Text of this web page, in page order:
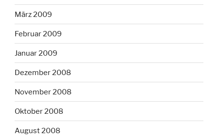
März 2009
Februar 2009
Januar 2009
Dezember 2008
November 2008
Oktober 2008
August 2008